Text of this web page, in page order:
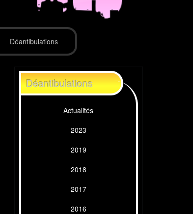
Déantibulations
Déantibulations
Actualités
2023
2019
2018
2017
2016